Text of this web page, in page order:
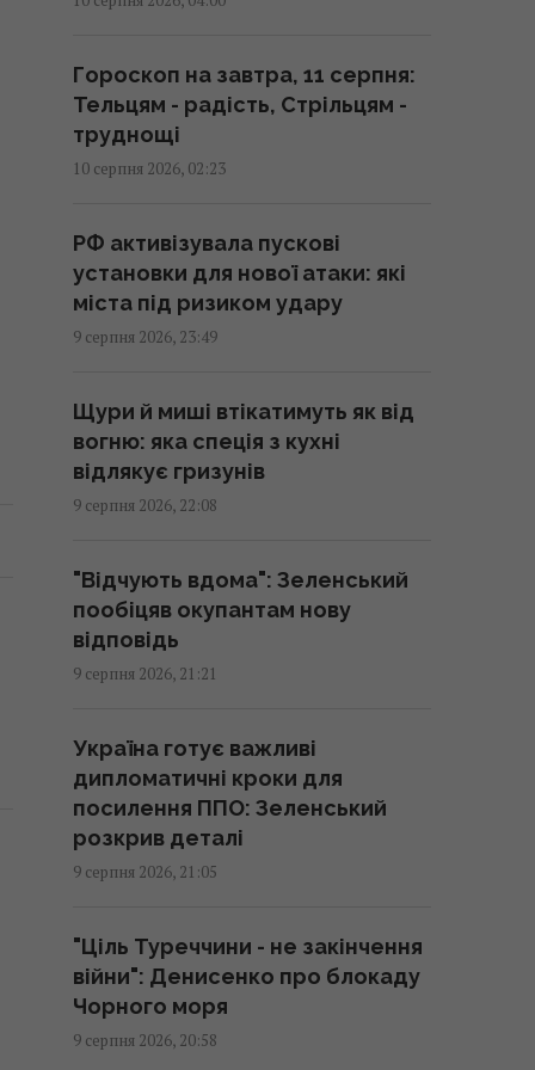
Допоможе побороти втому:
дієтологи назвали найкращий
перекус для бадьорості
Туреччина відновила транзит
суден через Чорне море після
затримок, - Bloomberg
Ця незвичайна піраміда у США
за $5,7 млрд пропрацювала
лише один день: що з нею
Україна готує Чорнобиль до
чергової спроби вторгнення з
Американець об'їздив усю
Україну і назвав найкраще
місто
Як щоденне вживання йогурту
впливає на організм: відповідь
експертів
Гороскоп на завтра, 11 серпня:
Тельцям - радість, Стрільцям -
труднощі
10 серпня 2026, 02:23
РФ активізувала пускові
установки для нової атаки: які
міста під ризиком удару
9 серпня 2026, 23:49
Щури й миші втікатимуть як від
вогню: яка спеція з кухні
відлякує гризунів
9 серпня 2026, 22:08
"Відчують вдома": Зеленський
пообіцяв окупантам нову
відповідь
9 серпня 2026, 21:21
Україна готує важливі
дипломатичні кроки для
посилення ППО: Зеленський
розкрив деталі
9 серпня 2026, 21:05
"Ціль Туреччини - не закінчення
війни": Денисенко про блокаду
Чорного моря
9 серпня 2026, 20:58